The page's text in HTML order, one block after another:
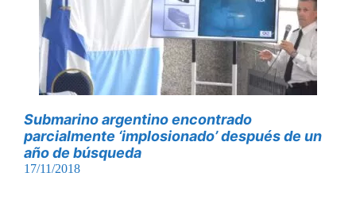
Submarino argentino encontrado
parcialmente ‘implosionado’ después de un
año de búsqueda
17/11/2018